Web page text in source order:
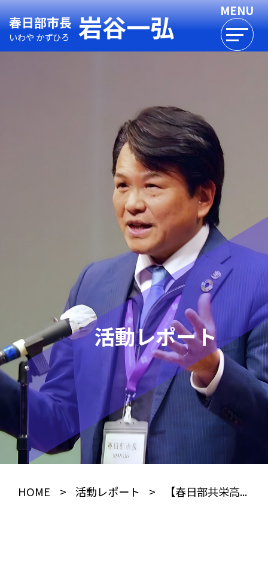
春日部市長
いわや かずひろ 岩谷一弘
活動レポート
HOME > 活動レポート > 【春日部共栄高...